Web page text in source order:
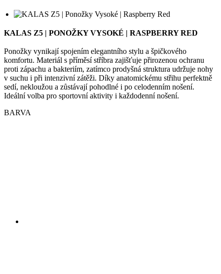
KALAS Z5 | PONOŽKY VYSOKÉ | RASPBERRY RED
Ponožky vynikají spojením elegantního stylu a špičkového
komfortu. Materiál s příměsí stříbra zajišťuje přirozenou ochranu
proti zápachu a bakteriím, zatímco prodyšná struktura udržuje nohy
v suchu i při intenzivní zátěži. Díky anatomickému střihu perfektně
sedí, nekloužou a zůstávají pohodlné i po celodenním nošení.
Ideální volba pro sportovní aktivity i každodenní nošení.
BARVA